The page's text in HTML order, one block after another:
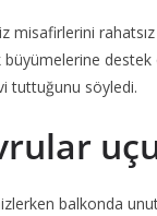
misafirlerini
büyümelerine destek
tuttuğunu söyledi.
balkonda